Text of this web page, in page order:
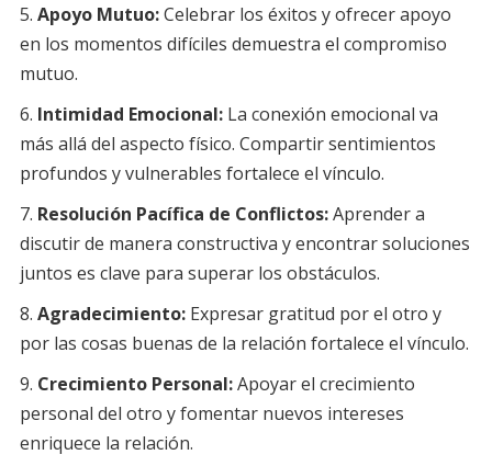
Apoyo Mutuo:Celebrar los éxitos y ofrecer apoyo
en los momentos difíciles demuestra el compromiso
mutuo.
Intimidad Emocional:La conexión emocional va
más allá del aspecto físico. Compartir sentimientos
profundos y vulnerables fortalece el vínculo.
Resolución Pacífica de Conflictos:Aprender a
discutir de manera constructiva y encontrar soluciones
juntos es clave para superar los obstáculos.
Agradecimiento:Expresar gratitud por el otro y
por las cosas buenas de la relación fortalece el vínculo.
Crecimiento Personal:Apoyar el crecimiento
personal del otro y fomentar nuevos intereses
enriquece la relación.